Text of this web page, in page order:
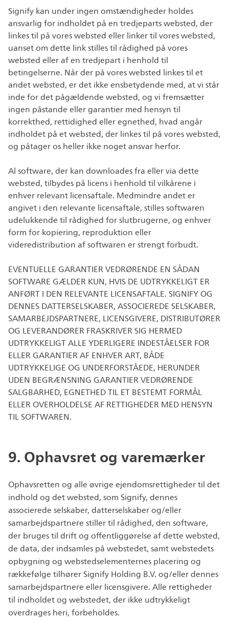
Signify kan under ingen omstændigheder holdes
ansvarlig for indholdet på en tredjeparts websted, der
linkes til på vores websted eller linker til vores websted,
uanset om dette link stilles til rådighed på vores
websted eller af en tredjepart i henhold til
betingelserne. Når der på vores websted linkes til et
andet websted, er det ikke ensbetydende med, at vi står
inde for det pågældende websted, og vi fremsætter
ingen påstande eller garantier med hensyn til
korrekthed, rettidighed eller egnethed, hvad angår
indholdet på et websted, der linkes til på vores websted,
og påtager os heller ikke noget ansvar herfor.
Al software, der kan downloades fra eller via dette
websted, tilbydes på licens i henhold til vilkårene i
enhver relevant licensaftale. Medmindre andet er
angivet i den relevante licensaftale, stilles softwaren
udelukkende til rådighed for slutbrugerne, og enhver
form for kopiering, reproduktion eller
videredistribution af softwaren er strengt forbudt.
EVENTUELLE GARANTIER VEDRØRENDE EN SÅDAN
SOFTWARE GÆLDER KUN, HVIS DE UDTRYKKELIGT ER
ANFØRT I DEN RELEVANTE LICENSAFTALE. SIGNIFY OG
DENNES DATTERSELSKABER, ASSOCIEREDE SELSKABER,
SAMARBEJDSPARTNERE, LICENSGIVERE, DISTRIBUTØRER
OG LEVERANDØRER FRASKRIVER SIG HERMED
UDTRYKKELIGT ALLE YDERLIGERE INDESTÅELSER FOR
ELLER GARANTIER AF ENHVER ART, BÅDE
UDTRYKKELIGE OG UNDERFORSTÅEDE, HERUNDER
UDEN BEGRÆNSNING GARANTIER VEDRØRENDE
SALGBARHED, EGNETHED TIL ET BESTEMT FORMÅL
ELLER OVERHOLDELSE AF RETTIGHEDER MED HENSYN
TIL SOFTWAREN.
9. Ophavsret og varemærker
Ophavsretten og alle øvrige ejendomsrettigheder til det
indhold og det websted, som Signify, dennes
associerede selskaber, datterselskaber og/eller
samarbejdspartnere stiller til rådighed, den software,
der bruges til drift og offentliggørelse af dette websted,
de data, der indsamles på webstedet, samt webstedets
opbygning og webstedselementernes placering og
rækkefølge tilhører Signify Holding B.V. og/eller dennes
samarbejdspartnere eller licensgivere. Alle rettigheder
til indholdet og webstedet, der ikke udtrykkeligt
overdrages heri, forbeholdes.